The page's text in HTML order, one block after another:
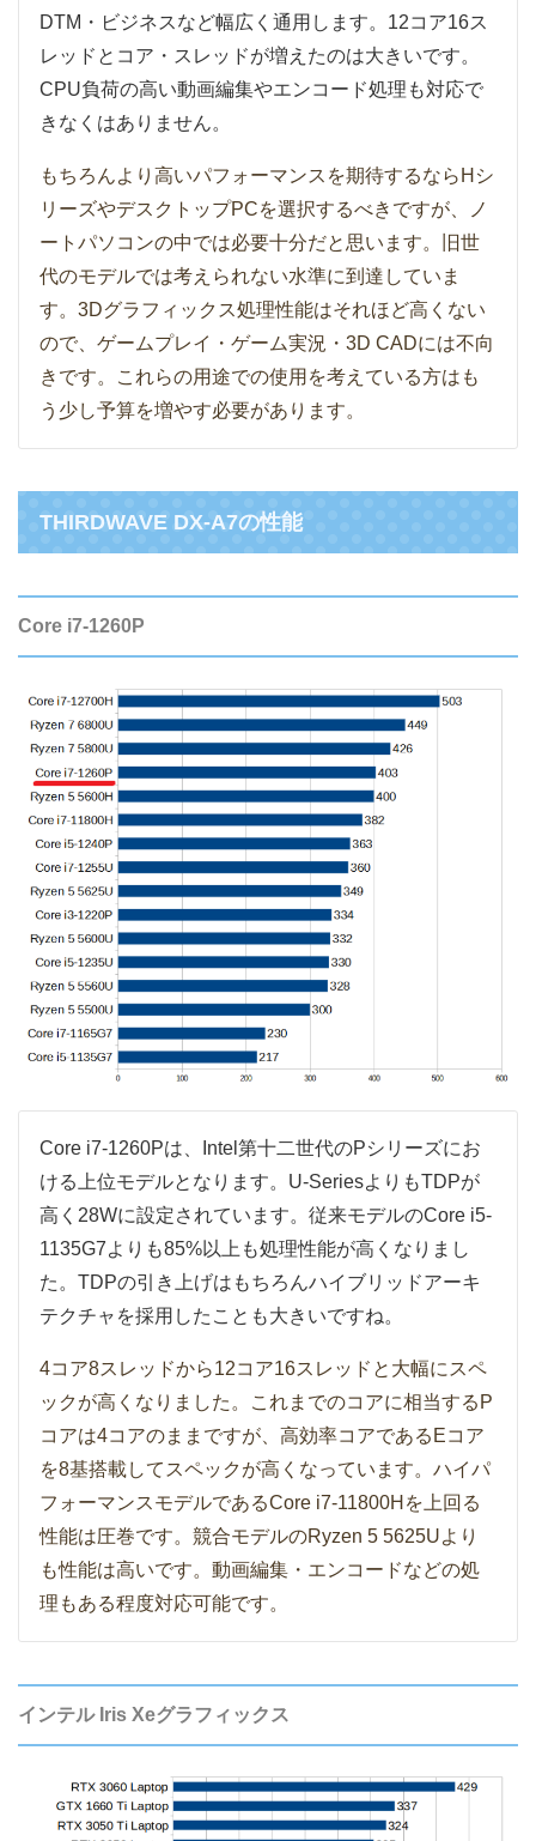
DTM・ビジネスなど幅広く通用します。12コア16ス
レッドとコア・スレッドが増えたのは大きいです。
CPU負荷の高い動画編集やエンコード処理も対応で
きなくはありません。
もちろんより高いパフォーマンスを期待するならHシ
リーズやデスクトップPCを選択するべきですが、ノ
ートパソコンの中では必要十分だと思います。旧世
代のモデルでは考えられない水準に到達していま
す。3Dグラフィックス処理性能はそれほど高くない
ので、ゲームプレイ・ゲーム実況・3D CADには不向
きです。これらの用途での使用を考えている方はも
う少し予算を増やす必要があります。
THIRDWAVE DX-A7の性能
Core i7-1260P
Core i7-1260Pは、Intel第十二世代のPシリーズにお
ける上位モデルとなります。U-SeriesよりもTDPが
高く28Wに設定されています。従来モデルのCore i5-
1135G7よりも85%以上も処理性能が高くなりまし
た。TDPの引き上げはもちろんハイブリッドアーキ
テクチャを採用したことも大きいですね。
4コア8スレッドから12コア16スレッドと大幅にスペ
ックが高くなりました。これまでのコアに相当するP
コアは4コアのままですが、高効率コアであるEコア
を8基搭載してスペックが高くなっています。ハイパ
フォーマンスモデルであるCore i7-11800Hを上回る
性能は圧巻です。競合モデルのRyzen 5 5625Uより
も性能は高いです。動画編集・エンコードなどの処
理もある程度対応可能です。
インテル Iris Xeグラフィックス